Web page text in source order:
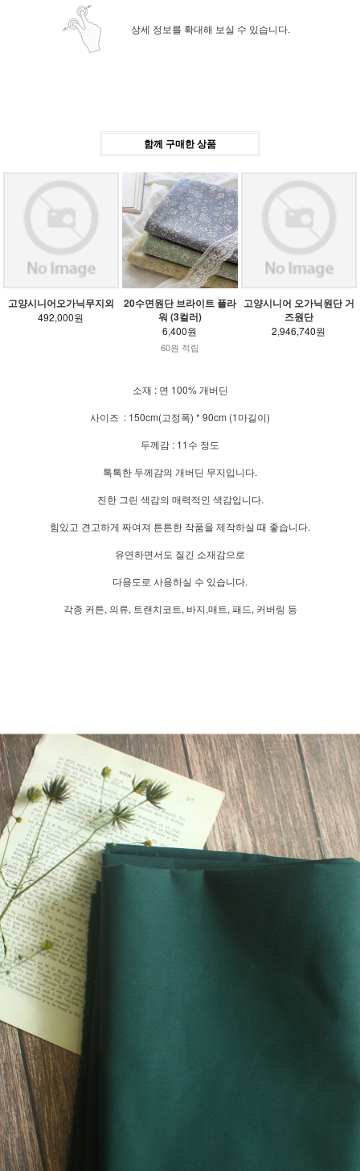
상세 정보를 확대해 보실 수 있습니다.
함께 구매한 상품
고양시니어오가닉무지외
492,000원
20수면원단 브라이트 플라
워 (3컬러)
6,400원
60원 적립
고양시니어 오가닉원단 거
즈원단
2,946,740원
소재 : 면 100% 개버딘
사이즈 : 150cm(고정폭) * 90cm (1마길이)
두께감 : 11수 정도
톡톡한 두께감의 개버딘 무지입니다.
진한 그린 색감의 매력적인 색감입니다.
힘있고 견고하게 짜여져 튼튼한 작품을 제작하실 때 좋습니다.
유연하면서도 질긴 소재감으로
다용도로 사용하실 수 있습니다.
각종 커튼, 의류, 트랜치코트, 바지,매트, 패드, 커버링 등